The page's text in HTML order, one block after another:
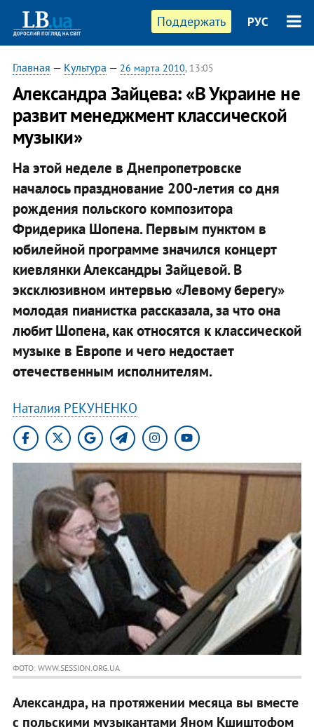
Поддержать РУС
Главная — Культура — 26 марта 2010, 13:05
Александра Зайцева: «В Украине не
развит менеджмент классической
музыки»
На этой неделе в Днепропетровске
началось празднование 200-летия со дня
рождения польского композитора
Фридерика Шопена. Первым пунктом в
юбилейной программе значился концерт
киевлянки Александры Зайцевой. В
эксклюзивном интервью «Левому берегу»
молодая пианистка рассказала, за что она
любит Шопена, как относятся к классической
музыке в Европе и чего недостает
отечественным исполнителям.
Наталия РЕКУНЕНКО
ФОТО: WWW.SESSION.ORG.UA
Александра, на протяжении месяца вы вместе
с польскими музыкантами Яном Кшиштофом